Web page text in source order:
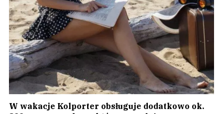
W wakacje Kolporter obsługuje dodatkowo ok.